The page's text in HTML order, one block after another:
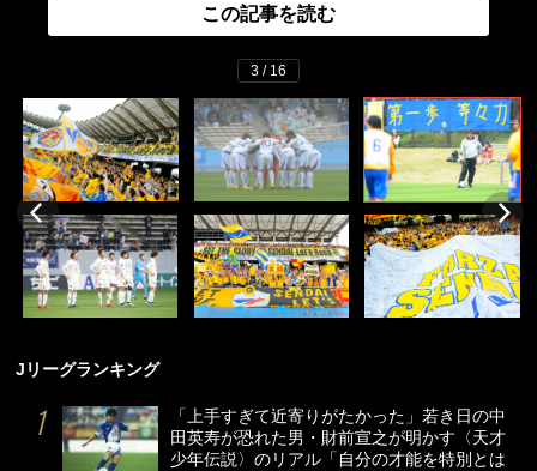
この記事を読む
3 / 16
Jリーグランキング
「上手すぎて近寄りがたかった」若き日の中
田英寿が恐れた男・財前宣之が明かす〈天才
少年伝説〉のリアル「自分の才能を特別とは